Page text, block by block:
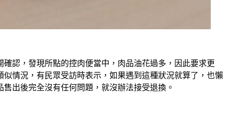
認，發現所點的控肉便當中，肉品油花過多，因此要求更
情況，有民眾受訪時表示，如果遇到這種狀況就算了，也懶
出後完全沒有任何問題，就沒辦法接受退換。